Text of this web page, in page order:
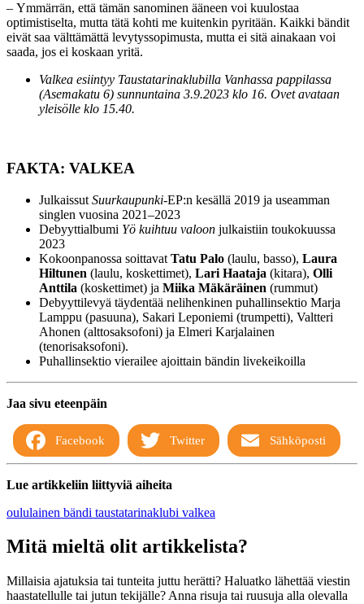
– Ymmärrän, että tämän sanominen ääneen voi kuulostaa
optimistiselta, mutta tätä kohti me kuitenkin pyritään. Kaikki bändit
eivät saa välttämättä levytyssopimusta, mutta ei sitä ainakaan voi
saada, jos ei koskaan yritä.
Valkea esiintyy Taustatarinaklubilla Vanhassa pappilassa
(Asemakatu 6) sunnuntaina 3.9.2023 klo 16. Ovet avataan
yleisölle klo 15.40.
FAKTA: VALKEA
Julkaissut Suurkaupunki-EP:n kesällä 2019 ja useamman
singlen vuosina 2021–2023
Debyyttialbumi Yö kuihtuu valoon julkaistiin toukokuussa
2023
Kokoonpanossa soittavat Tatu Palo (laulu, basso), Laura
Hiltunen (laulu, koskettimet), Lari Haataja (kitara), Olli
Anttila (koskettimet) ja Miika Mäkäräinen (rummut)
Debyyttilevyä täydentää nelihenkinen puhallinsektio Marja
Lamppu (pasuuna), Sakari Leponiemi (trumpetti), Valtteri
Ahonen (alttosaksofoni) ja Elmeri Karjalainen
(tenorisaksofoni).
Puhallinsektio vierailee ajoittain bändin livekeikoilla
Jaa sivu eteenpäin
Facebook Twitter Sähköposti
Lue artikkeliin liittyviä aiheita
oululainen bändi taustatarinaklubi valkea
Mitä mieltä olit artikkelista?
Millaisia ajatuksia tai tunteita juttu herätti? Haluatko lähettää viestin
haastatellulle tai jutun tekijälle? Anna risuja tai ruusuja alla olevalla